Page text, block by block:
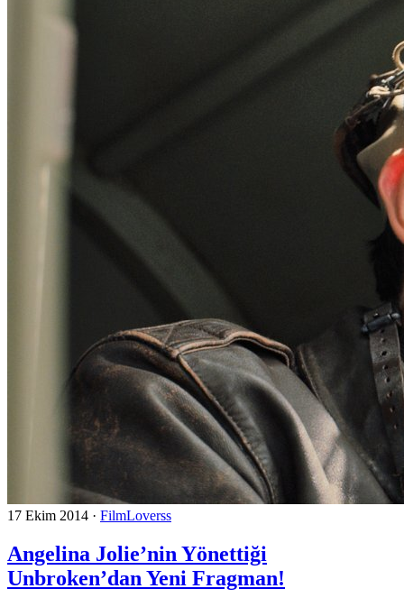
17 Ekim 2014 · FilmLoverss
Angelina Jolie’nin Yönettiği
Unbroken’dan Yeni Fragman!